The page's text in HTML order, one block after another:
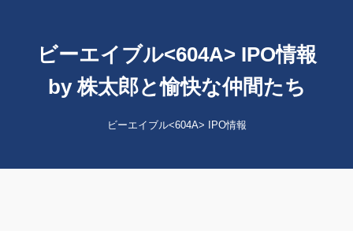
ビーエイブル<604A> IPO情報
by 株太郎と愉快な仲間たち
ビーエイブル<604A> IPO情報